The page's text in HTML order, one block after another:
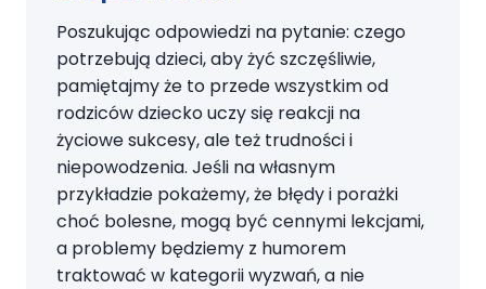
Poszukując odpowiedzi na pytanie: czego
potrzebują dzieci, aby żyć szczęśliwie,
pamiętajmy że to przede wszystkim od
rodziców dziecko uczy się reakcji na
życiowe sukcesy, ale też trudności i
niepowodzenia. Jeśli na własnym
przykładzie pokażemy, że błędy i porażki
choć bolesne, mogą być cennymi lekcjami,
a problemy będziemy z humorem
traktować w kategorii wyzwań, a nie